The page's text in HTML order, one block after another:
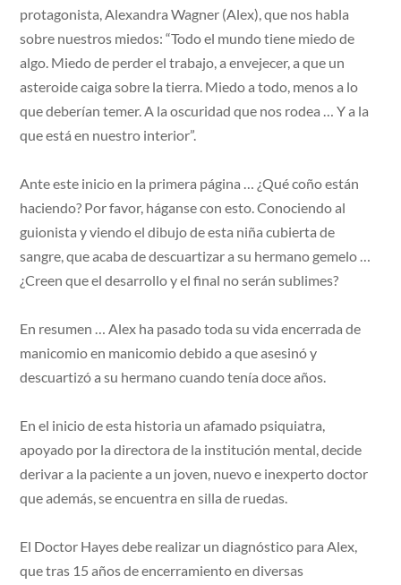
protagonista, Alexandra Wagner (Alex), que nos habla
sobre nuestros miedos: “Todo el mundo tiene miedo de
algo. Miedo de perder el trabajo, a envejecer, a que un
asteroide caiga sobre la tierra. Miedo a todo, menos a lo
que deberían temer. A la oscuridad que nos rodea … Y a la
que está en nuestro interior”.
Ante este inicio en la primera página … ¿Qué coño están
haciendo? Por favor, háganse con esto. Conociendo al
guionista y viendo el dibujo de esta niña cubierta de
sangre, que acaba de descuartizar a su hermano gemelo …
¿Creen que el desarrollo y el final no serán sublimes?
En resumen … Alex ha pasado toda su vida encerrada de
manicomio en manicomio debido a que asesinó y
descuartizó a su hermano cuando tenía doce años.
En el inicio de esta historia un afamado psiquiatra,
apoyado por la directora de la institución mental, decide
derivar a la paciente a un joven, nuevo e inexperto doctor
que además, se encuentra en silla de ruedas.
El Doctor Hayes debe realizar un diagnóstico para Alex,
que tras 15 años de encerramiento en diversas